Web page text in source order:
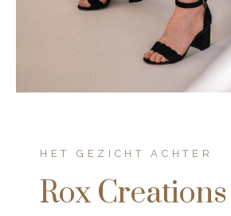
HET GEZICHT ACHTER
Rox Creations